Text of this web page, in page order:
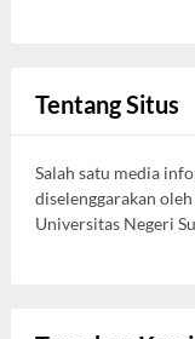
Tentang Situs
Salah satu media
diselenggarakan
Universitas Negeri